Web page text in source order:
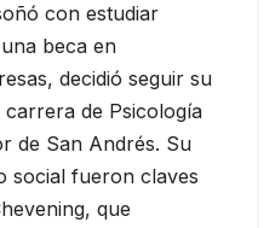
con estudiar
beca en
decidió seguir su
de Psicología
de San Andrés. Su
social fueron claves
que